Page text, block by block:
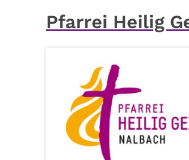
Pfarrei Heilig